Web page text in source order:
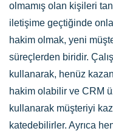
olmamış olan kişileri
iletişime geçtiğinde
hakim olmak, yeni
süreçlerden biridir.
kullanarak, henüz
hakim olabilir ve CRM
kullanarak müşteriyi
katedebilirler. Ayrıca